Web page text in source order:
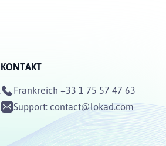
KONTAKT
Frankreich +33 1 75 57 47 63
Support: contact@lokad.com